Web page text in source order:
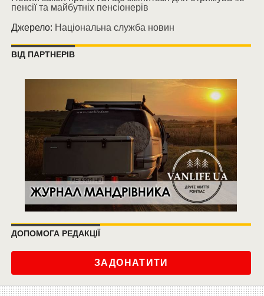
пенсії та майбутніх пенсіонерів
Джерело: Національна служба новин
ВІД ПАРТНЕРІВ
ДОПОМОГА РЕДАКЦІЇ
ЗАДОНАТИТИ